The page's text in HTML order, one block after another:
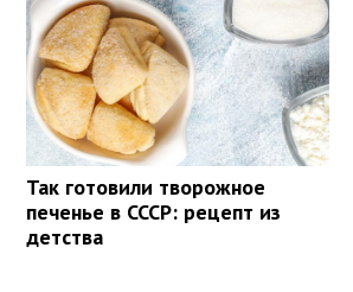
Так готовили творожное
печенье в СССР: рецепт из
детства